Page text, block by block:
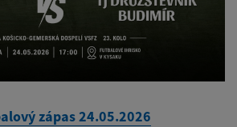
zápas 24.05.2026